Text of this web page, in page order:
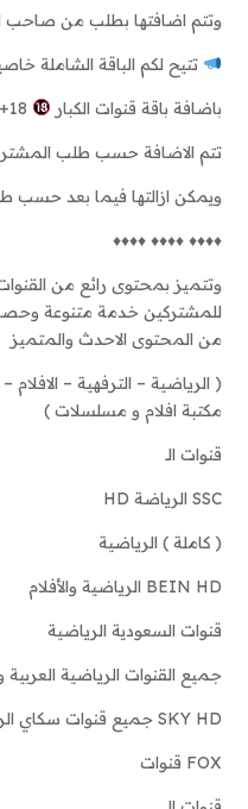
وتتم اضافتها بطلب من صاحب
تتيح لكم الباقة الشاملة
باضافة باقة قنوات الكبار
تتم الاضافة حسب طلب
ويمكن ازالتها فيما بعد حسب
♦️♦️♦️♦️ ♦️♦️♦️♦️ ♦️♦️♦️♦️
وتتميز بمحتوى رائع من
للمشتركين خدمة متنوعة
من المحتوى الاحدث والمتميز
( الرياضية – الترفهية –
مكتبة افلام و مسلسلات )
قنوات الـ
SSC الرياضة HD
( كاملة ) الرياضية
BEIN HD الرياضية والأفلام
قنوات السعودية الرياضية
جميع القنوات الرياضية العربية
SKY HD جميع قنوات سكاي الرياضية والترفيهية
FOX قنوات